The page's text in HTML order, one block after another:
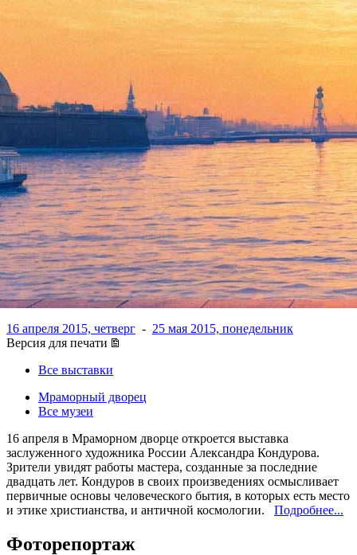
Творческие контрасты
Александра Кондурова
продемонстрирует Русский
музей
16 апреля 2015, четверг - 25 мая 2015, понедельник
Версия для печати
Все выставки
Мраморный дворец
Все музеи
16 апреля в Мраморном дворце откроется выставка
заслуженного художника России Александра Кондурова.
Зрители увидят работы мастера, созданные за последние
двадцать лет. Кондуров в своих произведениях осмысливает
первичные основы человеческого бытия, в которых есть место
и этике христианства, и античной космологии. Подробнее...
Фоторепортаж